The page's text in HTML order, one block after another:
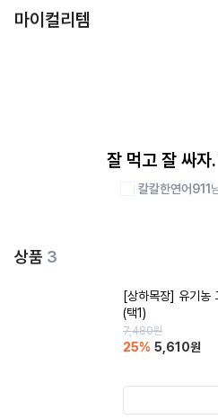
마이컬리템
잘 먹고 잘 싸
칼칼한연어911
상품 3
[상하목장] 유기
(택1)
7,480원
25% 5,610원